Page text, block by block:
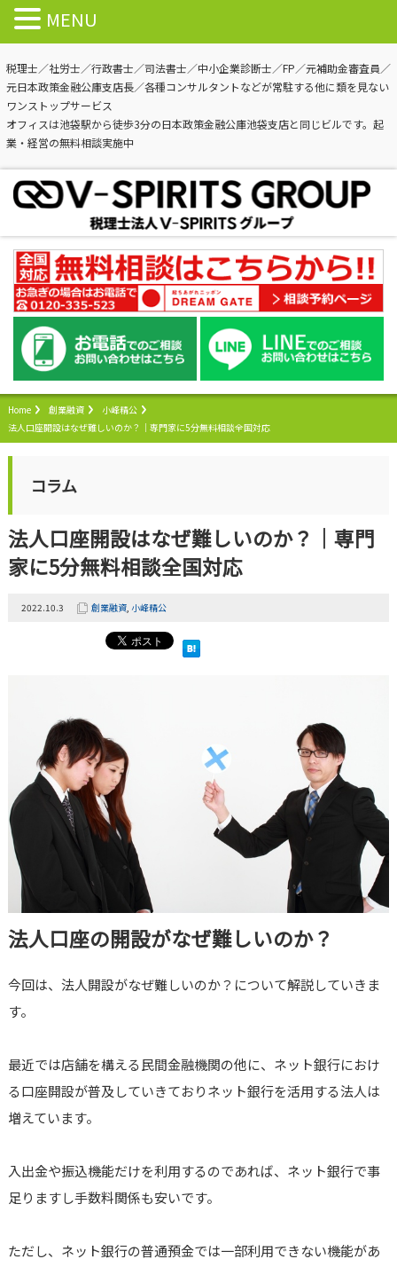
税理士／社労士／行政書士／司法書士／中小企業診断士／FP／元補助金審査員／
元日本政策金融公庫支店長／各種コンサルタントなどが常駐する他に類を見ない
ワンストップサービス
オフィスは池袋駅から徒歩3分の日本政策金融公庫池袋支店と同じビルです。起
業・経営の無料相談実施中
Home 創業融資
小峰精公
法人口座開設はなぜ難しいのか？｜専門家に5分無料相談全国対応
コラム
法人口座開設はなぜ難しいのか？｜専門
家に5分無料相談全国対応
2022.10.3 創業融資, 小峰精公
法人口座の開設がなぜ難しいのか？
今回は、法人開設がなぜ難しいのか？について解説していきま
す。
最近では店舗を構える民間金融機関の他に、ネット銀行におけ
る口座開設が普及していきておりネット銀行を活用する法人は
増えています。
入出金や振込機能だけを利用するのであれば、ネット銀行で事
足りますし手数料関係も安いです。
ただし、ネット銀行の普通預金では一部利用できない機能があ
MENU